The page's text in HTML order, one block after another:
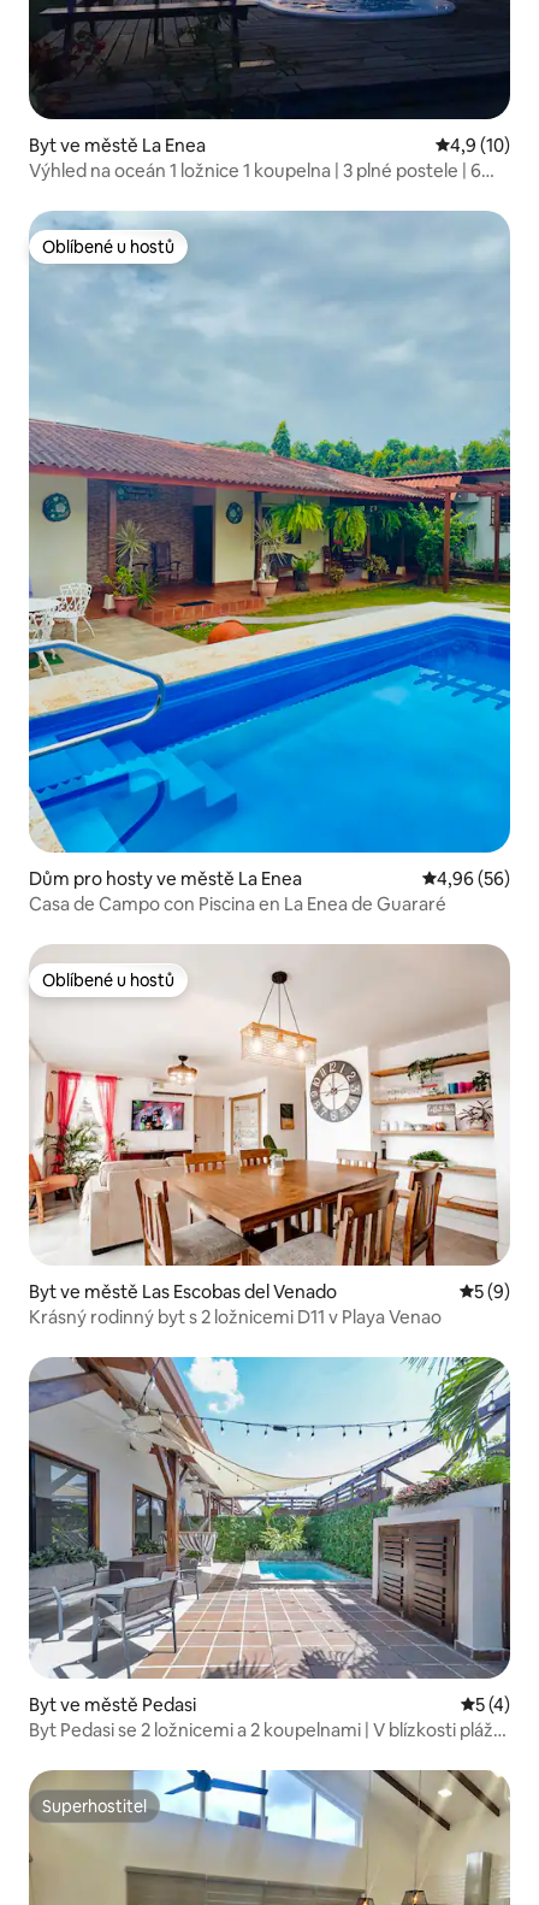
Byt ve městě La Enea Průměrné
4,9 (10)
Výhled na oceán 1 ložnice 1 koupelna | 3 plné postele | 6
Oblíbené u hostů
Oblíbené u hostů
Dům pro hosty ve městě La Enea Průměrné
4,96 (56)
Casa de Campo con Piscina en La Enea de Guararé
Oblíbené u hostů
Oblíbené u hostů
Byt ve městě Las Escobas del Venado
5 (9)
Krásný rodinný byt s 2 ložnicemi D11 v Playa Venao
Byt ve městě Pedasi
5 (4)
Byt Pedasi se 2 ložnicemi a 2 koupelnami | V blízkosti pláže
Superhostitel
Superhostitel